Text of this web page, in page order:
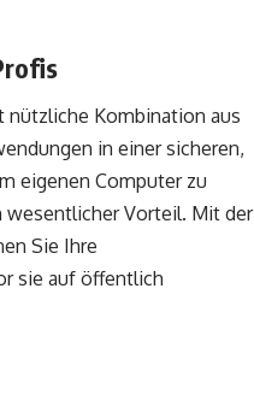
nützliche Kombination aus
in einer sicheren,
eigenen Computer zu
Vorteil. Mit der
Sie Ihre
sie auf öffentlich